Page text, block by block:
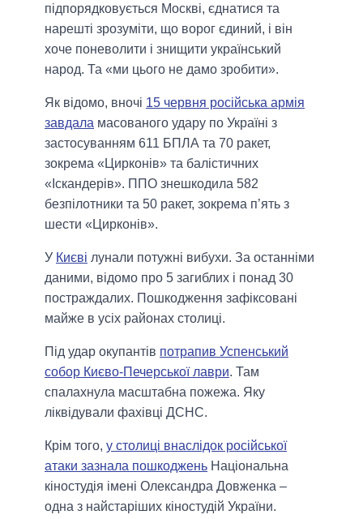
підпорядковується Москві, єднатися та
нарешті зрозуміти, що ворог єдиний, і він
хоче поневолити і знищити український
народ. Та «ми цього не дамо зробити».
Як відомо, вночі 15 червня російська армія
завдала масованого удару по Україні з
застосуванням 611 БПЛА та 70 ракет,
зокрема «Цирконів» та балістичних
«Іскандерів». ППО знешкодила 582
безпілотники та 50 ракет, зокрема п’ять з
шести «Цирконів».
У Києві лунали потужні вибухи. За останніми
даними, відомо про 5 загиблих і понад 30
постраждалих. Пошкодження зафіксовані
майже в усіх районах столиці.
Під удар окупантів потрапив Успенський
собор Києво-Печерської лаври. Там
спалахнула масштабна пожежа. Яку
ліквідували фахівці ДСНС.
Крім того, у столиці внаслідок російської
атаки зазнала пошкоджень Національна
кіностудія імені Олександра Довженка –
одна з найстаріших кіностудій України.